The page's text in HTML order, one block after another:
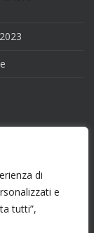
di
e
tutti”,